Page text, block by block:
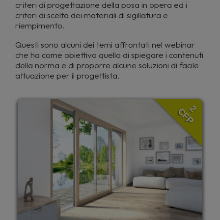
criteri di progettazione della posa in opera ed i
criteri di scelta dei materiali di sigillatura e
riempimento.
Questi sono alcuni dei temi affrontati nel webinar
che ha come obiettivo quello di spiegare i contenuti
della norma e di proporre alcune soluzioni di facile
attuazione per il progettista.
2
CFP